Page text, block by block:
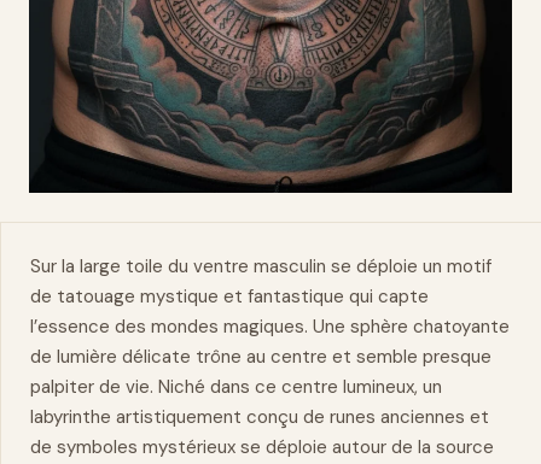
Sur la large toile du ventre masculin se déploie un motif
de tatouage mystique et fantastique qui capte
l’essence des mondes magiques. Une sphère chatoyante
de lumière délicate trône au centre et semble presque
palpiter de vie. Niché dans ce centre lumineux, un
labyrinthe artistiquement conçu de runes anciennes et
de symboles mystérieux se déploie autour de la source